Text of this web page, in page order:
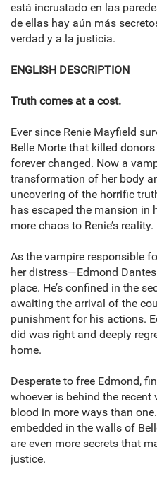
está incrustado en las
de ellas hay aún más
verdad y a la justicia.
ENGLISH DESCRIPTION
Truth comes at a cost.
Ever since Renie Mayfield
Belle Morte that killed
forever changed. Now a
transformation of her body
uncovering of the horrific
has escaped the mansion in
more chaos to Renie’s reality.
As the vampire responsible
her distress—Edmond
place. He’s confined in the
awaiting the arrival of the
punishment for his actions.
did was right and deeply
home.
Desperate to free Edmond,
whoever is behind the recent
blood in more ways than
embedded in the walls of
are even more secrets that
justice.